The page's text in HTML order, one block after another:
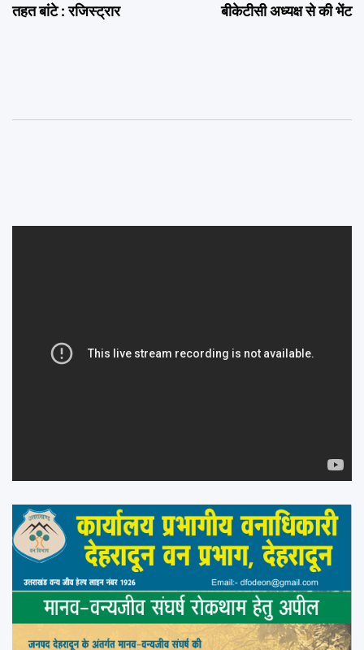
तहत बांटे : रजिस्ट्रार
बीकेटीसी अध्यक्ष से की भेंट